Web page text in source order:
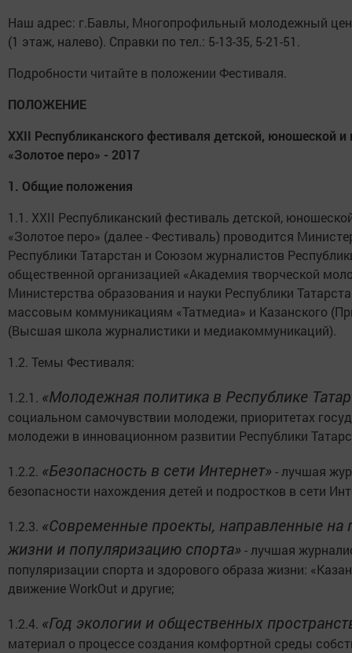
Наш адрес: г.Бавлы, Многопрофильный молодежный
(1 этаж, налево). Справки по тел.: 5-13-35, 5-21-51.
Подробности читайте в положении Фестиваля.
ПОЛОЖЕНИЕ
XXII Республиканского фестиваля детской, юношеской и
«Золотое перо» - 2017
1. Общие положения
1.1. XXII Республиканский фестиваль детской,
«Золотое перо» (далее - Фестиваль) проводится
Республики Татарстан и Союзом журналистов
общественной организацией «Академия творческой
Министерства образования и науки Республики
массовым коммуникациям «Татмедиа» и Казанского
(Высшая школа журналистики и медиакоммуникаций).
1.2. Темы Фестиваля:
1.2.1. «Молодежная политика в Республике
социальном самочувствии молодежи, приоритетах
молодежи в инновационном развитии Республики
1.2.2. «Безопасность в сети Интернет» - лучшая
безопасности нахождения детей и подростков в сети
1.2.3. «Современные проекты, направленные на
жизни и популяризацию спорта» - лучшая
популяризации спорта и здорового образа жизни:
движение WorkОut и другие;
1.2.4. «Год экологии и общественных
материал о процессе создания комфортной среды